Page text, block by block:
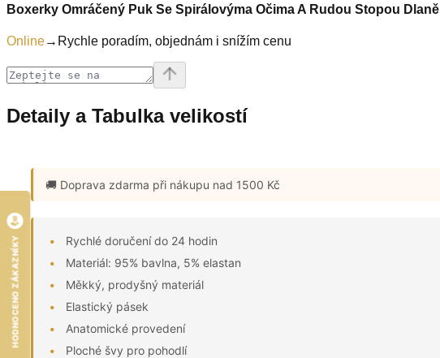
Boxerky Omráčený Puk Se Spirálovýma Očima A Rudou Stopou Dlaně
Online→ Rychle poradím, objednám i snížím cenu
Detaily a Tabulka velikostí
🚚 Doprava zdarma při nákupu nad 1500 Kč
Rychlé doručení do 24 hodin
Materiál: 95% bavlna, 5% elastan
Měkký, prodyšný materiál
Elastický pásek
Anatomické provedení
Ploché švy pro pohodlí
HODNOCENO ZÁKAZNÍKY